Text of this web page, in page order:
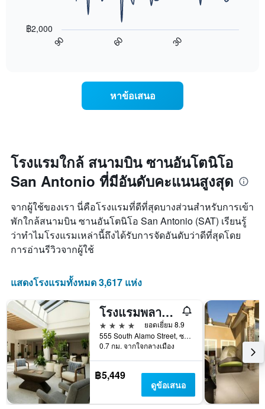
แกน
ดง
เฉลี่ย
ห้อง
พัก
ไป
วัน
ที่
เข้า
พัก
แผนภูมิ
มี
แกน
X
1
แสดง
วัน
ก่อน
การ
พัก
แผนภูมิ
มี
แกน
Y
1
90 60 30
฿2,000
หาข้อเสนอ
โรงแรมใกล้ สนามบิน ซานอันโตนิโอ
San Antonio ที่มีอันดับคะแนนสูงสุด
จากผู้ใช้ของเรา นี่คือโรงแรมที่ดีที่สุดบางส่วนสำหรับการเข้า
พักใกล้สนามบิน ซานอันโตนิโอ San Antonio (SAT) เรียนรู้
ว่าทำไมโรงแรมเหล่านี้ถึงได้รับการจัดอันดับว่าดีที่สุดโดย
การอ่านรีวิวจากผู้ใช้
แสดงโรงแรมทั้งหมด 3,617 แห่ง
โรงแรมพลาซา ซานอันโตนิโอ แอนด์สปา ออโตกราฟคอลเลกชั่น
4 ดาว
ยอดเยี่ยม 8.9
555 South Alamo Street, ซานอันโตนิโอ, TX, สหรัฐอเมริกา
0.7 กม. จากใจกลางเมือง
฿5,449
ดูข้อเสนอ